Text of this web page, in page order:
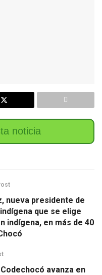
nueva presidente de
que se elige
indígena, en más de 40
avanza en